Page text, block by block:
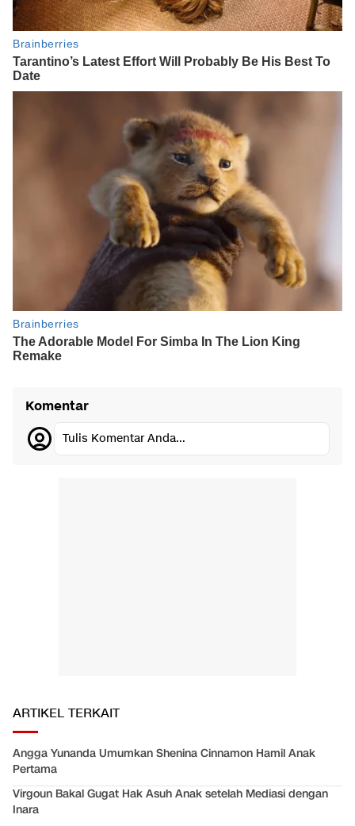
Komentar
Tulis Komentar Anda...
ARTIKEL TERKAIT
Angga Yunanda Umumkan Shenina Cinnamon Hamil Anak
Pertama
Virgoun Bakal Gugat Hak Asuh Anak setelah Mediasi dengan
Inara